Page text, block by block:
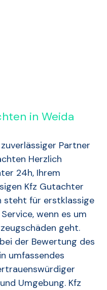
in Weida
Partner
Herzlich
24h, Ihrem
Kfz Gutachter
steht für erstklassige
wenn es um
geht.
der Bewertung des
umfassendes
Umgebung. Kfz